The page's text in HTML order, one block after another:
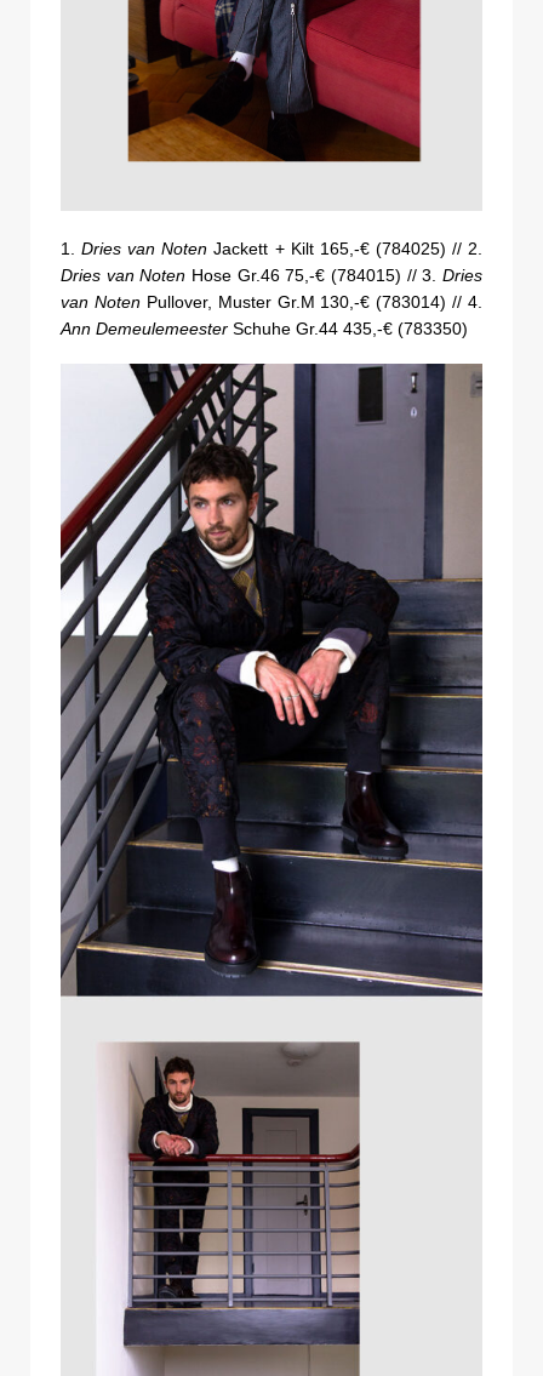
1.Dries van Noten Jackett + Kilt 165,-€ (784025) // 2.
Dries van Noten Hose Gr.46 75,-€ (784015) // 3.Dries
van NotenPullover, Muster Gr.M 130,-€ (783014) // 4.
Ann Demeulemeester Schuhe Gr.44 435,-€ (783350)